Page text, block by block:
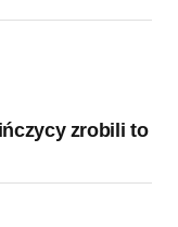
zrobili to